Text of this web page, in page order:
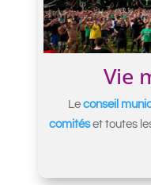
Vie
Leconseil
comitéset toutes